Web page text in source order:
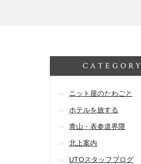
CATEGORY
ニット屋のたわごと
ホテルを旅する
青山・表参道界隈
北上案内
UTOスタッフブログ